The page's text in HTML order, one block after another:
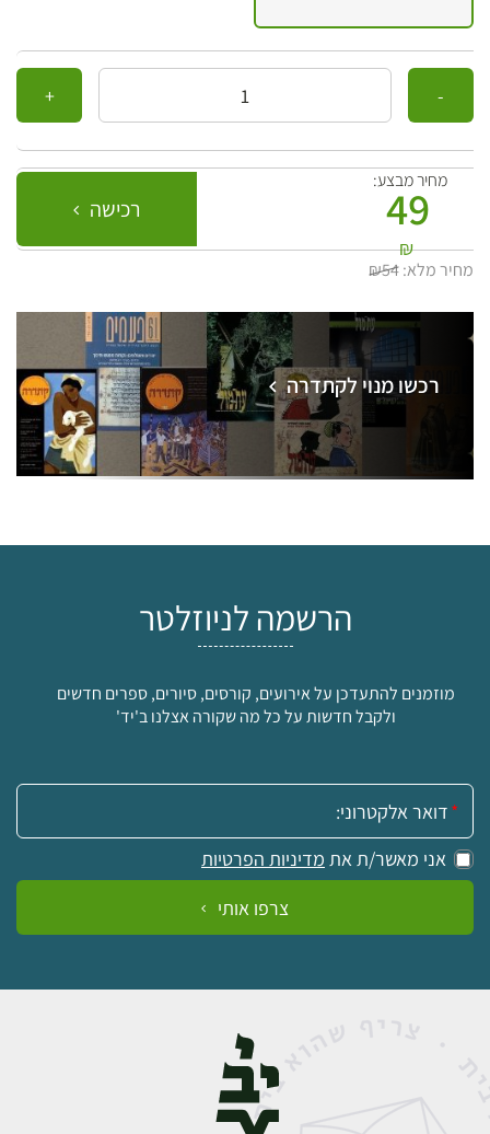
כמות
מחיר מבצע:
49
₪
רכישה
מחיר מלא:₪54
רכשו מנוי לקתדרה
הרשמה לניוזלטר
מוזמנים להתעדכן על אירועים, קורסים, סיורים, ספרים חדשים
ולקבל חדשות על כל מה שקורה אצלנו ב'יד'
אימייל:
אני מאשר/ת את מדיניות הפרטיות
צרפו אותי